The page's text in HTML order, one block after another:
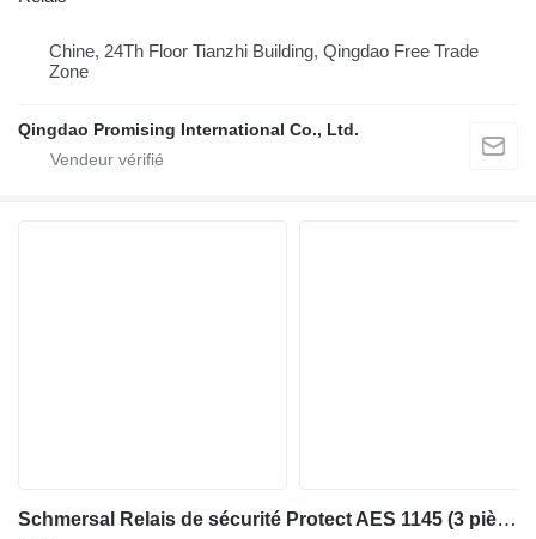
Chine, 24Th Floor Tianzhi Building, Qingdao Free Trade
Zone
Qingdao Promising International Co., Ltd.
Schmersal Relais de sécurité Protect AES 1145 (3 pièces) pour matériel industriel